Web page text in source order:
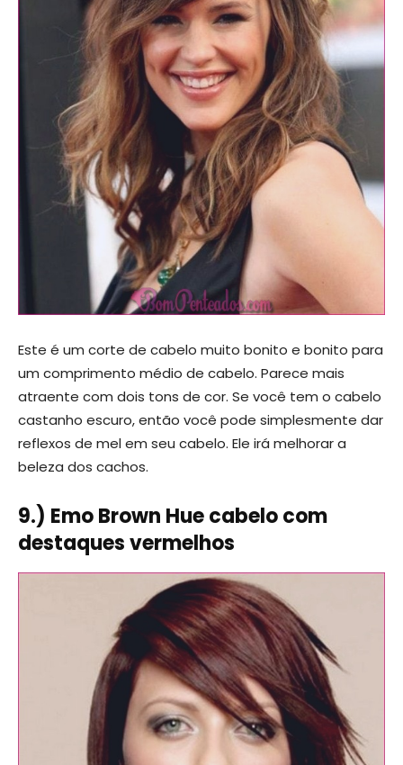
Este é um corte de cabelo muito bonito e bonito para
um comprimento médio de cabelo. Parece mais
atraente com dois tons de cor. Se você tem o cabelo
castanho escuro, então você pode simplesmente dar
reflexos de mel em seu cabelo. Ele irá melhorar a
beleza dos cachos.
9.) Emo Brown Hue cabelo com
destaques vermelhos